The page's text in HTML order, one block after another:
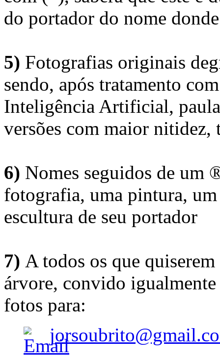
do portador do nome
5) Fotografias originais
sendo, após tratamento
Inteligência Artificial,
versões com maior nitidez,
6) Nomes seguidos de um
fotografia, uma pintura,
escultura de seu portador
7) A todos os que
árvore, convido
fotos para: